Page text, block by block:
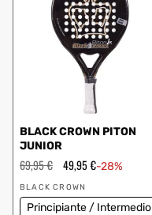
BLACK CROWN PITON
JUNIOR
Precio
habitual
69,95 € Precio
oferta
49,95 €-28%
Proveedor:
BLACK CROWN
Principiante / Intermedio